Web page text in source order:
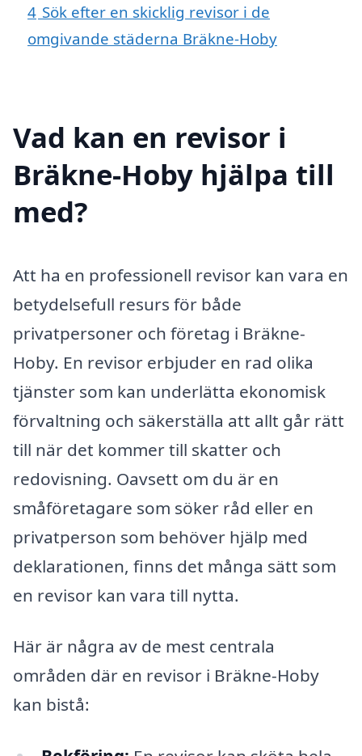
4 Sök efter en skicklig revisor i de
omgivande städerna Bräkne-Hoby
Vad kan en revisor i
Bräkne-Hoby hjälpa till
med?
Att ha en professionell revisor kan vara en
betydelsefull resurs för både
privatpersoner och företag i Bräkne-
Hoby. En revisor erbjuder en rad olika
tjänster som kan underlätta ekonomisk
förvaltning och säkerställa att allt går rätt
till när det kommer till skatter och
redovisning. Oavsett om du är en
småföretagare som söker råd eller en
privatperson som behöver hjälp med
deklarationen, finns det många sätt som
en revisor kan vara till nytta.
Här är några av de mest centrala
områden där en revisor i Bräkne-Hoby
kan bistå: